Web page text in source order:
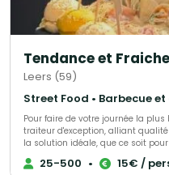
Tendance et
Leers (59)
Street Food • Barbecue
Pour faire de votre journée la
traiteur d'exception, alliant
la solution idéale, que ce soit
de grande envergure. Pour que chaque instant soit mémorable, nous vous
proposons une cuisine raffinée,
25-500 • 15€ /